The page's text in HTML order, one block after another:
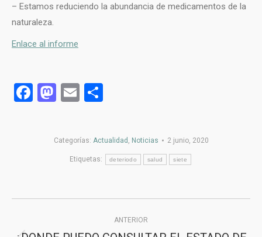
– Estamos reduciendo la abundancia de medicamentos de la
naturaleza.
Enlace al informe
Facebook
Mastodon
Email
Categorías: Actualidad Noticias 2 junio, 2020
Etiquetas: deteriodo salud siete
ANTERIOR